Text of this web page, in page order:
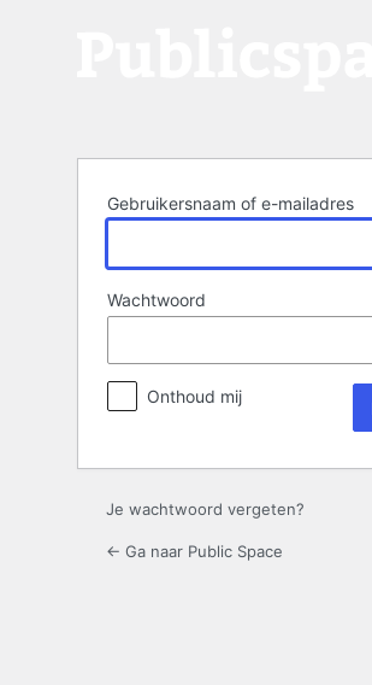
Gebruikersnaam of e-mailadres
Wachtwoord
Onthoud mij
Je wachtwoord vergeten?
← Ga naar Public Space